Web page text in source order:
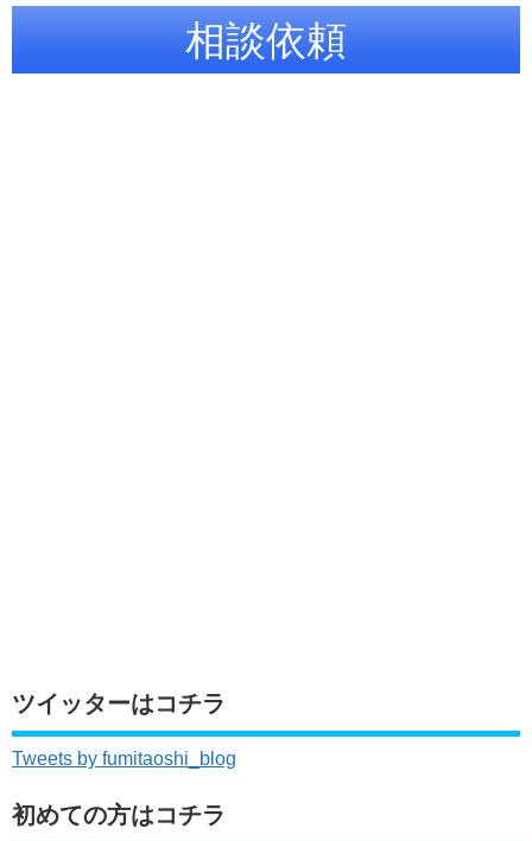
相談依頼
ツイッターはコチラ
Tweets by fumitaoshi_blog
初めての方はコチラ